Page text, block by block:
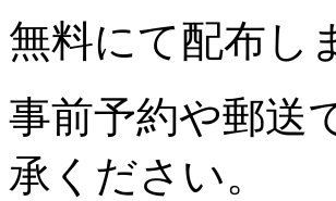
無料にて配布し
事前予約や郵送
承ください。